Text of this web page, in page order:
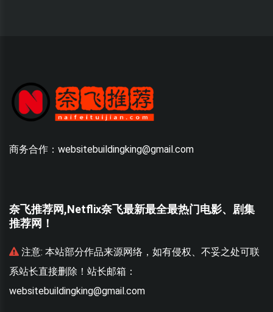
商务合作：websitebuildingking@gmail.com
奈飞推荐网,Netflix奈飞最新最全最热门电影、剧集
推荐网！
注意: 本站部分作品来源网络，如有侵权、不妥之处可联
系站长直接删除！站长邮箱：
websitebuildingking@gmail.com